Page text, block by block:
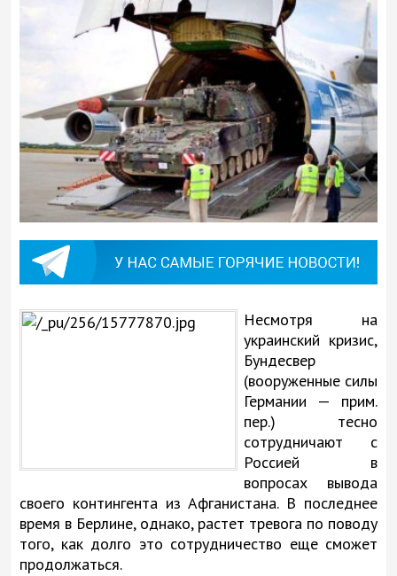
Несмотря на
украинский кризис,
Бундесвер
(вооруженные силы
Германии — прим.
пер.) тесно
сотрудничают с
Россией в
вопросах вывода
своего контингента из Афганистана. В последнее
время в Берлине, однако, растет тревога по поводу
того, как долго это сотрудничество еще сможет
продолжаться.